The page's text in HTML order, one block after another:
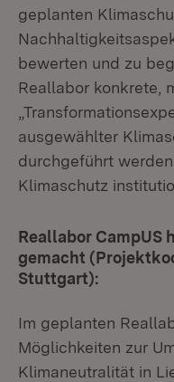
geplanten
bewerten und zu
Reallabor konkrete,
ausgewählter
durchgeführt
Klimaschutz
Reallabor CampUS
gemacht
Stuttgart):
Im geplanten
Möglichkeiten zur
Klimaneutralität in